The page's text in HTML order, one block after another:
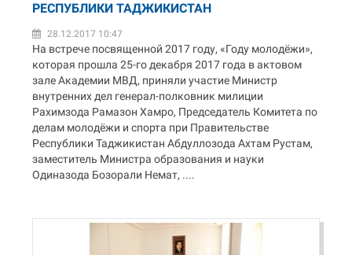
РЕСПУБЛИКИ ТАДЖИКИСТАН
28.12.2017 10:47
На встрече посвященной 2017 году, «Году молодёжи»,
которая прошла 25-го декабря 2017 года в актовом
зале Академии МВД, приняли участие Министр
внутренних дел генерал-полковник милиции
Рахимзода Рамазон Хамро, Председатель Комитета по
делам молодёжи и спорта при Правительстве
Республики Таджикистан Абдуллозода Ахтам Рустам,
заместитель Министра образования и науки
Одиназода Бозорали Немат, ....